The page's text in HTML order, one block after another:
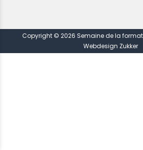
Copyright © 2026 Semaine de la
Webdesign Zukker